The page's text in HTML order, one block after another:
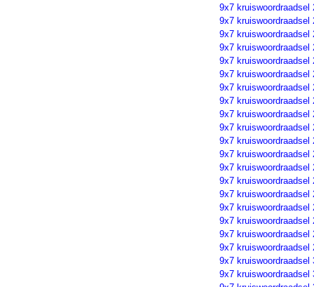
9x7 kruiswoordraadsel
9x7 kruiswoordraadsel
9x7 kruiswoordraadsel
9x7 kruiswoordraadsel
9x7 kruiswoordraadsel
9x7 kruiswoordraadsel
9x7 kruiswoordraadsel
9x7 kruiswoordraadsel
9x7 kruiswoordraadsel
9x7 kruiswoordraadsel
9x7 kruiswoordraadsel
9x7 kruiswoordraadsel
9x7 kruiswoordraadsel
9x7 kruiswoordraadsel
9x7 kruiswoordraadsel
9x7 kruiswoordraadsel
9x7 kruiswoordraadsel
9x7 kruiswoordraadsel
9x7 kruiswoordraadsel
9x7 kruiswoordraadsel
9x7 kruiswoordraadsel